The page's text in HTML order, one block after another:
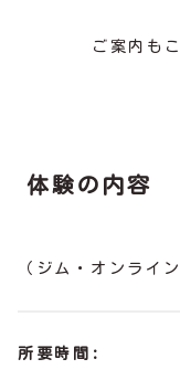
ご案内も
体験の内容
（ジム・オンライ
所要時間: